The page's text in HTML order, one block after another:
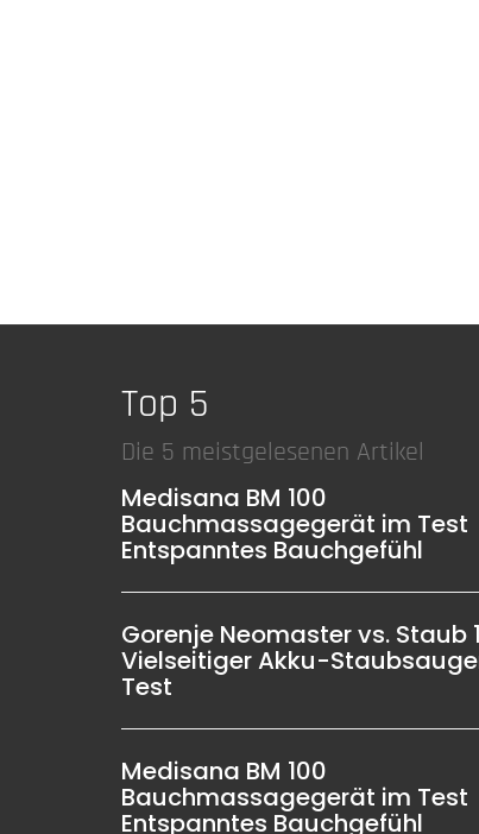
Top 5
Die 5 meistgelesenen Artikel
Medisana BM 100
Bauchmassagegerät im Test
Entspanntes Bauchgefühl
Gorenje Neomaster vs. Staub
Vielseitiger Akku-
Test
Medisana BM 100
Bauchmassagegerät im Test
Entspanntes Bauchgefühl